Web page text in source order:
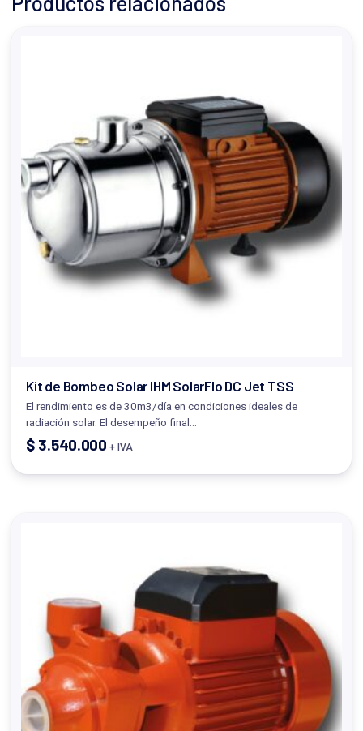
Kit de Bombeo Solar IHM SolarFlo DC Jet TSS
El rendimiento es de 30m3/día en condiciones ideales de
radiación solar. El desempeño final…
$ 3.540.000 + IVA